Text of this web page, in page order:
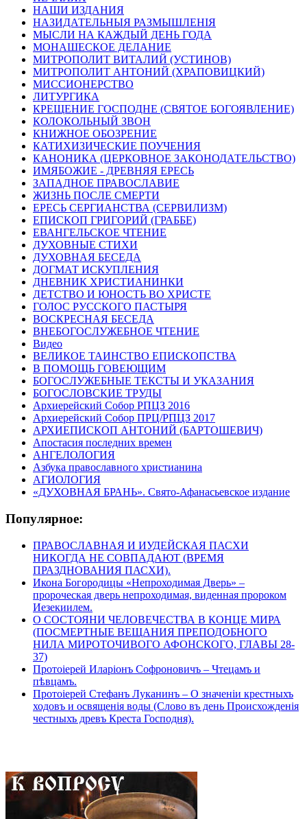
НАШИ ИЗДАНИЯ
НАЗИДАТЕЛЬНЫЯ РАЗМЫШЛЕНІЯ
МЫСЛИ НА КАЖДЫЙ ДЕНЬ ГОДА
МОНАШЕСКОЕ ДЕЛАНИЕ
МИТРОПОЛИТ ВИТАЛИЙ (УСТИНОВ)
МИТРОПОЛИТ АНТОНИЙ (ХРАПОВИЦКИЙ)
МИССИОНЕРСТВО
ЛИТУРГИКА
КРЕЩЕНИЕ ГОСПОДНЕ (СВЯТОЕ БОГОЯВЛЕНИЕ)
КОЛОКОЛЬНЫЙ ЗВОН
КНИЖНОЕ ОБОЗРЕНИЕ
КАТИХИЗИЧЕСКИЕ ПОУЧЕНИЯ
КАНОНИКА (ЦЕРКОВНОЕ ЗАКОНОДАТЕЛЬСТВО)
ИМЯБОЖИЕ - ДРЕВНЯЯ ЕРЕСЬ
ЗАПАДНОЕ ПРАВОСЛАВИЕ
ЖИЗНЬ ПОСЛЕ СМЕРТИ
ЕРЕСЬ СЕРГИАНСТВА (СЕРВИЛИЗМ)
ЕПИСКОП ГРИГОРИЙ (ГРАББЕ)
ЕВАНГЕЛЬСКОЕ ЧТЕНИЕ
ДУХОВНЫЕ СТИХИ
ДУХОВНАЯ БЕСЕДА
ДОГМАТ ИСКУПЛЕНИЯ
ДНЕВНИК ХРИСТИАНИНКИ
ДЕТСТВО И ЮНОСТЬ ВО ХРИСТЕ
ГОЛОС РУССКОГО ПАСТЫРЯ
ВОСКРЕСНАЯ БЕСЕДА
ВНЕБОГОСЛУЖЕБНОЕ ЧТЕНИЕ
Видео
ВЕЛИКОЕ ТАИНСТВО ЕПИСКОПСТВА
В ПОМОЩЬ ГОВЕЮЩИМ
БОГОСЛУЖЕБНЫЕ ТЕКСТЫ И УКАЗАНИЯ
БОГОСЛОВСКИЕ ТРУДЫ
Архиерейский Собор РПЦЗ 2016
Архиерейский Собор ПРЦ/РПЦЗ 2017
АРХИЕПИСКОП АНТОНИЙ (БАРТОШЕВИЧ)
Апостасия последних времен
АНГЕЛОЛОГИЯ
Азбука православного христианина
АГИОЛОГИЯ
«ДУХОВНАЯ БРАНЬ». Свято-Афанасьевское издание
Популярное:
ПРАВОСЛАВНАЯ И ИУДЕЙСКАЯ ПАСХИ
НИКОГДА НЕ СОВПАДАЮТ (ВРЕМЯ
ПРАЗДНОВАНИЯ ПАСХИ).
Икона Богородицы «Непроходимая Дверь» –
пророческая дверь непроходимая, виденная пророком
Иезекиилем.
О СОСТОЯНИ ЧЕЛОВЕЧЕСТВА В КОНЦЕ МИРА
(ПОСМЕРТНЫЕ ВЕЩАНИЯ ПРЕПОДОБНОГО
НИЛА МИРОТОЧИВОГО АФОНСКОГО, ГЛАВЫ 28-
37)
Протоіерей Иларіонъ Софроновичъ – Чтецамъ и
пѣвцамъ.
Протоіерей Стефанъ Луканинъ – О значеніи крестныхъ
ходовъ и освященія воды (Слово въ день Происхожденія
честныхъ древъ Креста Господня).